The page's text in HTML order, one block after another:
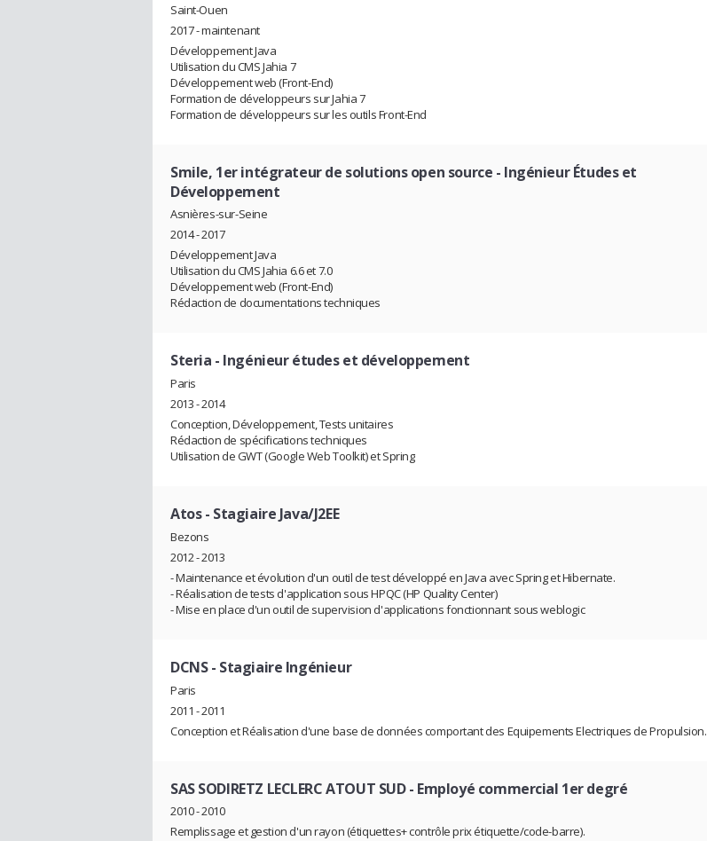
Saint-Ouen
2017 - maintenant
Développement Java
Utilisation du CMS Jahia 7
Développement web (Front-End)
Formation de développeurs sur Jahia 7
Formation de développeurs sur les outils Front-End
Smile, 1er intégrateur de solutions open source - Ingénieur Études et
Développement
Asnières-sur-Seine
2014 - 2017
Développement Java
Utilisation du CMS Jahia 6.6 et 7.0
Développement web (Front-End)
Rédaction de documentations techniques
Steria - Ingénieur études et développement
Paris
2013 - 2014
Conception, Développement, Tests unitaires
Rédaction de spécifications techniques
Utilisation de GWT (Google Web Toolkit) et Spring
Atos- Stagiaire Java/J2EE
Bezons
2012 - 2013
- Maintenance et évolution d'un outil de test développé en Java avec Spring et Hibernate.
- Réalisation de tests d'application sous HPQC (HP Quality Center)
- Mise en place d'un outil de supervision d'applications fonctionnant sous weblogic
DCNS- Stagiaire Ingénieur
Paris
2011 - 2011
Conception et Réalisation d'une base de données comportant des Equipements Electriques de Propulsion.
SAS SODIRETZ LECLERC ATOUT SUD- Employé commercial 1er degré
2010 - 2010
Remplissage et gestion d'un rayon (étiquettes+ contrôle prix étiquette/code-barre).